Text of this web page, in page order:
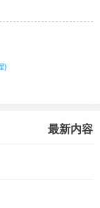
)
最新内容